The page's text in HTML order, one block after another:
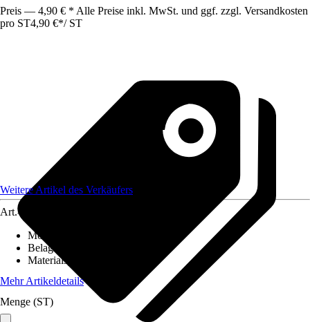
Preis — 4,90 € * Alle Preise inkl. MwSt. und ggf. zzgl. Versandkosten
pro ST4,90 €*/ ST
Weitere Artikel des Verkäufers
Art.-Nr.
Montageart
Belagstärke
Materialspezifizierung
Mehr Artikeldetails
Menge (ST)